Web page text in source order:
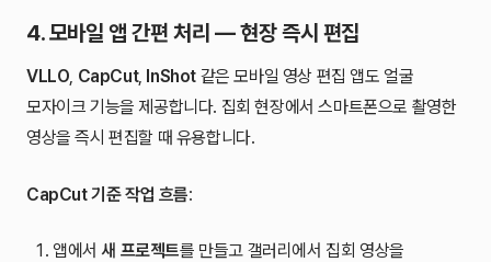
4. 모바일 앱 간편 처리 — 현장 즉시 편집
VLLO, CapCut, InShot 같은 모바일 영상 편집 앱도 얼굴
모자이크 기능을 제공합니다. 집회 현장에서 스마트폰으로 촬영한
영상을 즉시 편집할 때 유용합니다.
CapCut 기준 작업 흐름:
앱에서새 프로젝트를 만들고 갤러리에서 집회 영상을